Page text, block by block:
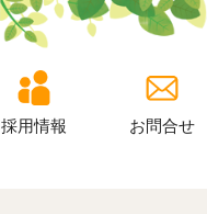
採用情報 お問合せ